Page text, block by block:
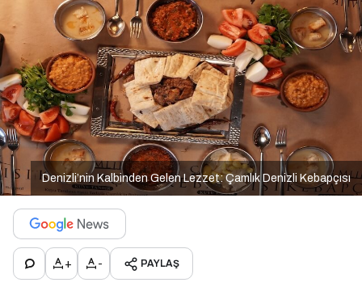
Denizli’nin Kalbinden Gelen Lezzet: Çamlık Denizli Kebapçısı
+ - PAYLAŞ